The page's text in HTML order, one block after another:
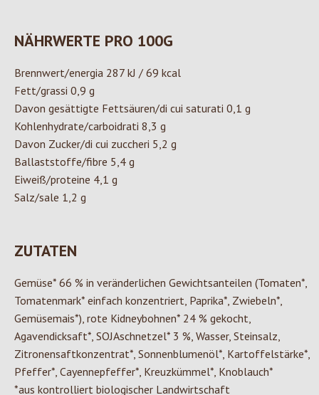
NÄHRWERTE PRO 100G
Brennwert/energia 287 kJ / 69 kcal
Fett/grassi 0,9 g
Davon gesättigte Fettsäuren/di cui saturati 0,1 g
Kohlenhydrate/carboidrati 8,3 g
Davon Zucker/di cui zuccheri 5,2 g
Ballaststoffe/fibre 5,4 g
Eiweiß/proteine 4,1 g
Salz/sale 1,2 g
ZUTATEN
Gemüse* 66 % in veränderlichen Gewichtsanteilen (Tomaten*,
Tomatenmark* einfach konzentriert, Paprika*, Zwiebeln*,
Gemüsemais*), rote Kidneybohnen* 24 % gekocht,
Agavendicksaft*, SOJAschnetzel* 3 %, Wasser, Steinsalz,
Zitronensaftkonzentrat*, Sonnenblumenöl*, Kartoffelstärke*,
Pfeffer*, Cayennepfeffer*, Kreuzkümmel*, Knoblauch*
*aus kontrolliert biologischer Landwirtschaft